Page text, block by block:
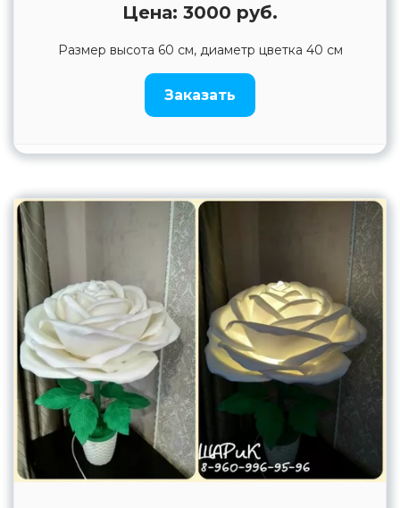
Цена: 3000 руб.
Размер высота 60 см, диаметр цветка 40 см
Заказать